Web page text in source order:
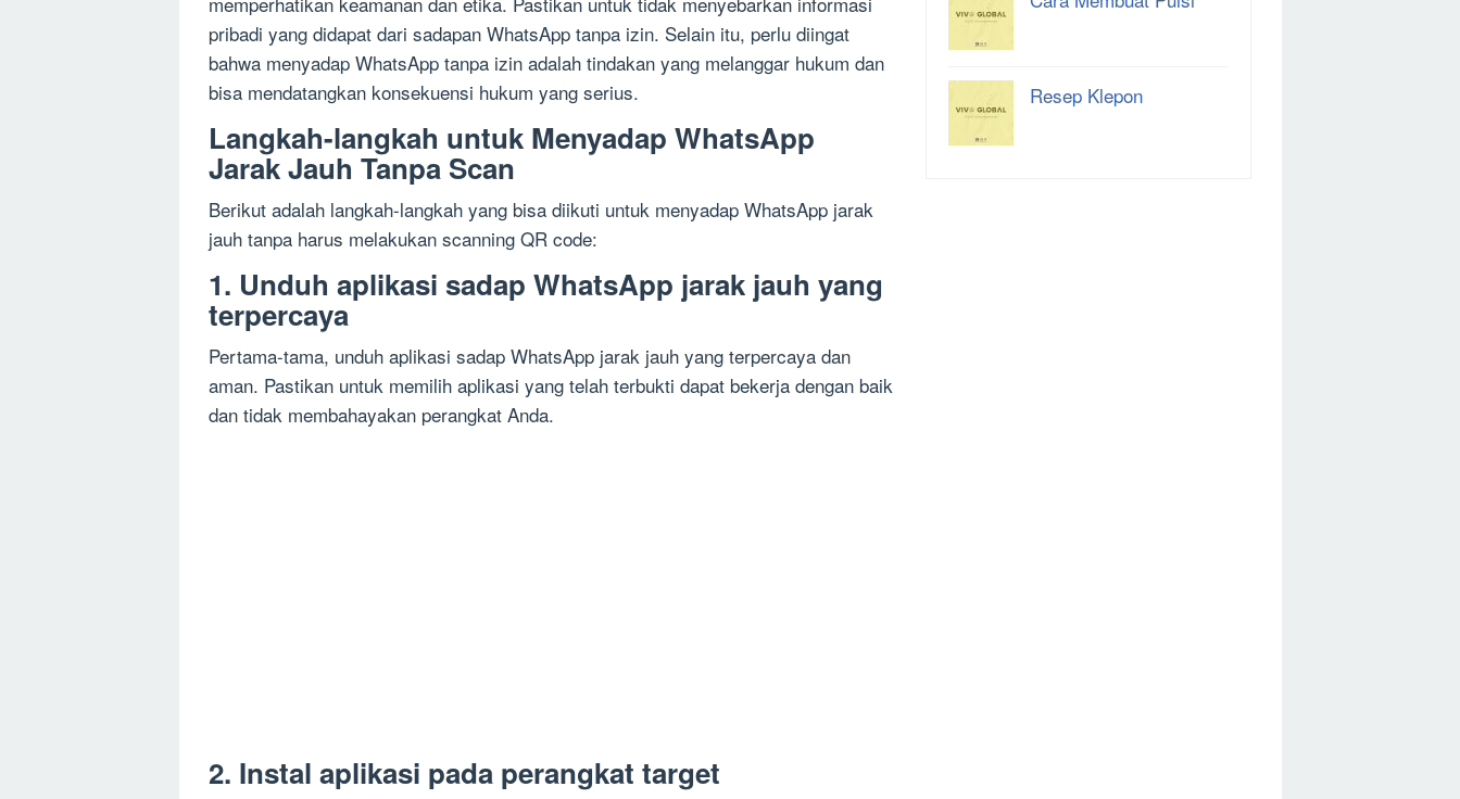
pribadi yang didapat dari sadapan WhatsApp tanpa izin. Selain itu, perlu diingat
bahwa menyadap WhatsApp tanpa izin adalah tindakan yang melanggar hukum dan
bisa mendatangkan konsekuensi hukum yang serius.
Langkah-langkah untuk Menyadap WhatsApp
Jarak Jauh Tanpa Scan
Berikut adalah langkah-langkah yang bisa diikuti untuk menyadap WhatsApp jarak
jauh tanpa harus melakukan scanning QR code:
1. Unduh aplikasi sadap WhatsApp jarak jauh yang
terpercaya
Pertama-tama, unduh aplikasi sadap WhatsApp jarak jauh yang terpercaya dan
aman. Pastikan untuk memilih aplikasi yang telah terbukti dapat bekerja dengan baik
dan tidak membahayakan perangkat Anda.
2. Instal aplikasi pada perangkat target
Resep Klepon